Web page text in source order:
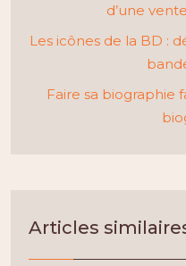
d’une
Les icônes de la BD :
Faire sa biographie
Articles